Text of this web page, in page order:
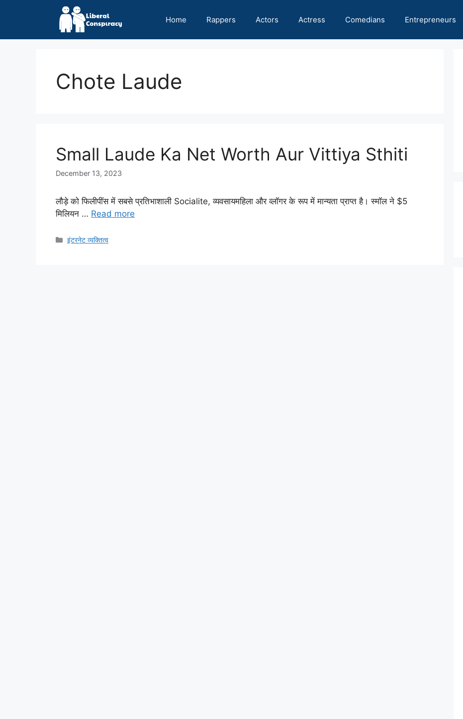
Home Rappers Actors Actress Comedians Entrepreneurs
Chote Laude
Small Laude Ka Net Worth Aur Vittiya Sthiti
December 13, 2023
लौड़े को फिलीपींस में सबसे प्रतिभाशाली Socialite, व्यवसायमहिला और व्लॉगर के रूप में मान्यता प्राप्त है। स्मॉल ने $5
मिलियन … Read more
Categories
इंटरनेट व्यक्तित्व